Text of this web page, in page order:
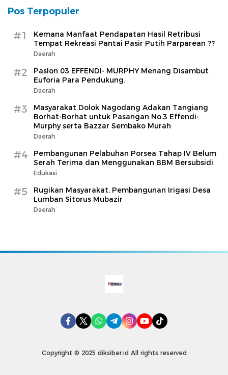
Pos Terpopuler
#1
Kemana Manfaat Pendapatan Hasil Retribusi
Tempat Rekreasi Pantai Pasir Putih Parparean ??
Daerah
#2
Paslon 03 EFFENDI- MURPHY Menang Disambut
Euforia Para Pendukung.
Daerah
#3
Masyarakat Dolok Nagodang Adakan Tangiang
Borhat-Borhat untuk Pasangan No.3 Effendi-
Murphy serta Bazzar Sembako Murah
Daerah
#4
Pembangunan Pelabuhan Porsea Tahap IV Belum
Serah Terima dan Menggunakan BBM Bersubsidi
Edukasi
#5
Rugikan Masyarakat, Pembangunan Irigasi Desa
Lumban Sitorus Mubazir
Daerah
Copyright © 2025 diksiber.id All rights reserved